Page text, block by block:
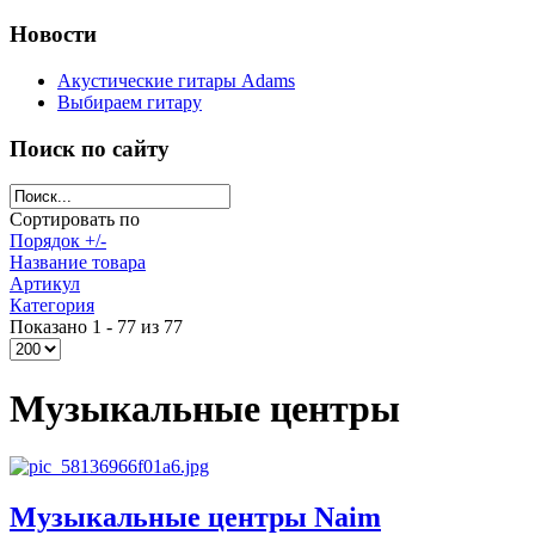
Новости
Акустические гитары Adams
Выбираем гитару
Поиск по сайту
Сортировать по
Порядок +/-
Название товара
Артикул
Категория
Показано 1 - 77 из 77
Музыкальные центры
Музыкальные центры Naim